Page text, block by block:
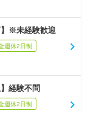
】※未経験歓迎
週休2日制
経験不問
週休2日制